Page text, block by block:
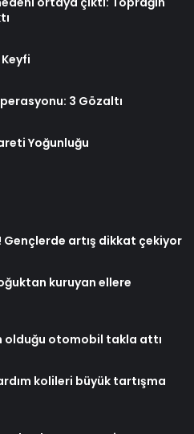
3 Gözaltı
Yoğunluğu
artış dikkat çekiyor
kuruyan ellere
olduğu otomobil takla attı
kolileri büyük tartışma